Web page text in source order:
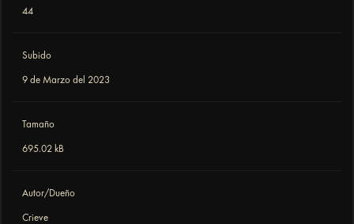
44
Subido
9 de Marzo del 2023
Tamaño
695.02 kB
Autor/Dueño
Crieve